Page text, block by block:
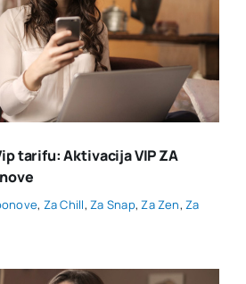
tarifu: Aktivacija VIP ZA
, Za Chill,Za Snap,Za Zen,Za